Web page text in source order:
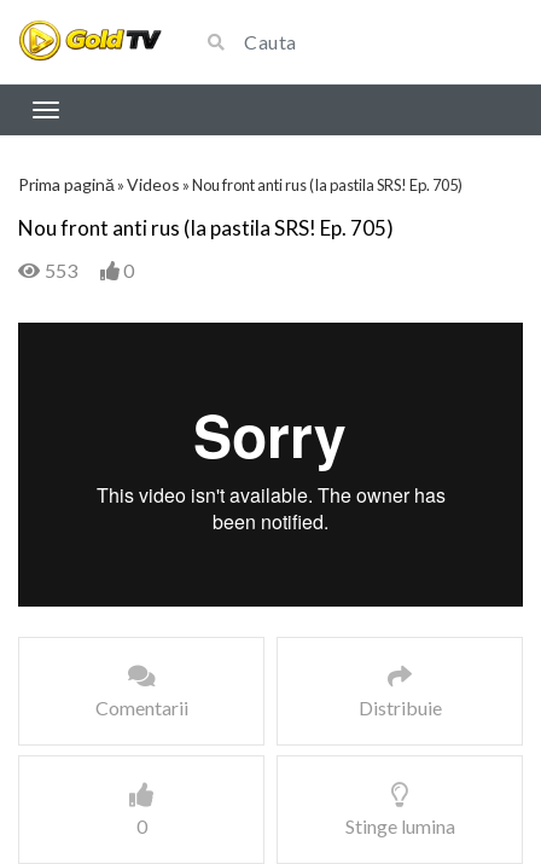
Prima pagină »Videos »Nou front anti rus (Ia pastila SRS! Ep. 705)
Nou front anti rus (Ia pastila SRS! Ep. 705)
553 0
Comentarii Distribuie
0 Stinge lumina